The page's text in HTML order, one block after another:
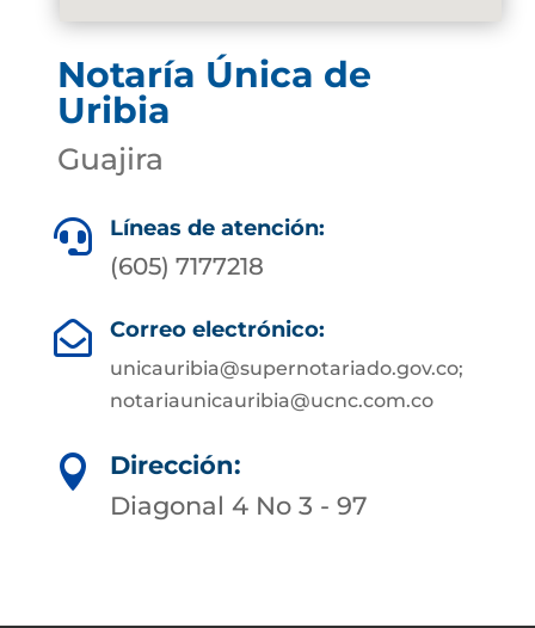
Notaría Única de
Uribia
Guajira
 Líneas de atención:
(605) 7177218
 Correo electrónico:
unicauribia@supernotariado.gov.co;
notariaunicauribia@ucnc.com.co

Dirección:
Diagonal 4 No 3 - 97